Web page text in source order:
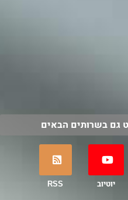
גם בשרותים הבאים
יוטיוב RSS